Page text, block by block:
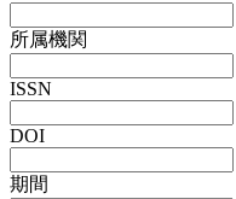
所属機関
ISSN
DOI
期間